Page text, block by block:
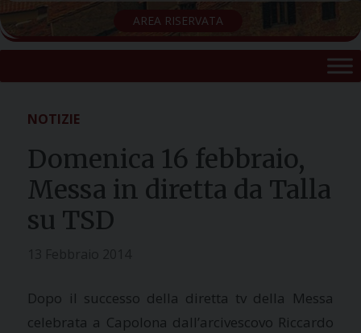
AREA RISERVATA
NOTIZIE
Domenica 16 febbraio,
Messa in diretta da Talla
su TSD
Dopo il successo della diretta tv della Messa
celebrata a Capolona dall’arcivescovo Riccardo